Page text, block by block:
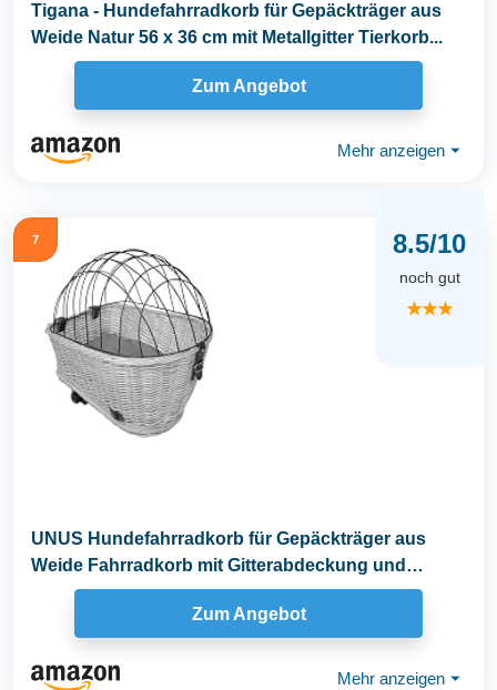
Tigana - Hundefahrradkorb für Gepäckträger aus
Weide Natur 56 x 36 cm mit Metallgitter Tierkorb...
Zum Angebot
Mehr anzeigen ⏷
7 8.5/10
noch gut
★★★
UNUS Hundefahrradkorb für Gepäckträger aus
Weide Fahrradkorb mit Gitterabdeckung und
Kissen, grau
Zum Angebot
Mehr anzeigen ⏷